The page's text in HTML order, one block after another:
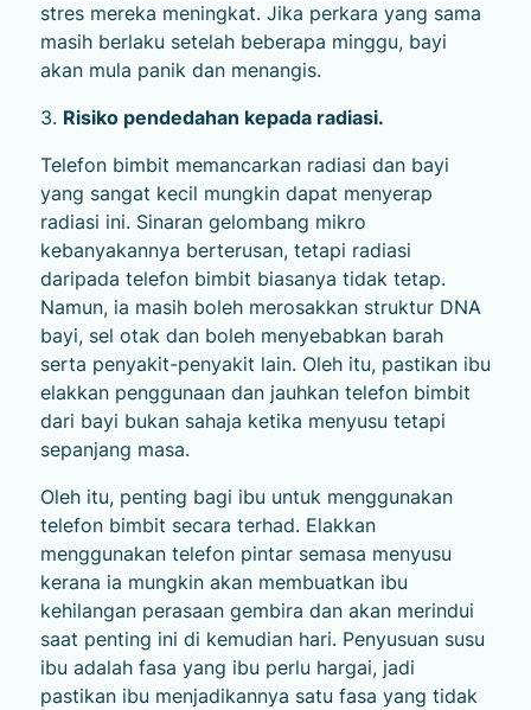
stres mereka meningkat. Jika perkara yang sama
masih berlaku setelah beberapa minggu, bayi
akan mula panik dan menangis.
3. Risiko pendedahan kepada radiasi.
Telefon bimbit memancarkan radiasi dan bayi
yang sangat kecil mungkin dapat menyerap
radiasi ini. Sinaran gelombang mikro
kebanyakannya berterusan, tetapi radiasi
daripada telefon bimbit biasanya tidak tetap.
Namun, ia masih boleh merosakkan struktur DNA
bayi, sel otak dan boleh menyebabkan barah
serta penyakit-penyakit lain. Oleh itu, pastikan ibu
elakkan penggunaan dan jauhkan telefon bimbit
dari bayi bukan sahaja ketika menyusu tetapi
sepanjang masa.
Oleh itu, penting bagi ibu untuk menggunakan
telefon bimbit secara terhad. Elakkan
menggunakan telefon pintar semasa menyusu
kerana ia mungkin akan membuatkan ibu
kehilangan perasaan gembira dan akan merindui
saat penting ini di kemudian hari. Penyusuan susu
ibu adalah fasa yang ibu perlu hargai, jadi
pastikan ibu menjadikannya satu fasa yang tidak